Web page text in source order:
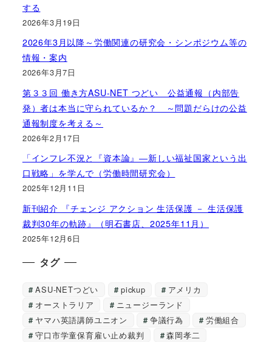
する
2026年3月19日
2026年3月以降～労働関連の研究会・シンポジウム等の
情報・案内
2026年3月7日
第３３回 働き方ASU-NET つどい 公益通報（内部告
発）者は本当に守られているか？ ～問題だらけの公益
通報制度を考える～
2026年2月17日
「インフレ不況と『資本論』―新しい福祉国家という出
口戦略」を学んで（労働時間研究会）
2025年12月11日
新刊紹介 『チェンジ アクション 生活保護 － 生活保護
裁判30年の軌跡』（明石書店、2025年11月）
2025年12月6日
タグ
ASU-NETつどい pickup
アメリカ
オーストラリア
ニュージーランド
ヤマハ英語講師ユニオン
争議行為
労働組合
守口市学童保育雇い止め裁判
森岡孝二